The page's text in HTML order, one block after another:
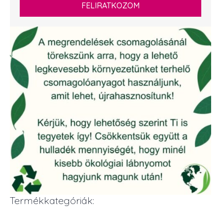
FELIRATKOZOM
Termékkategóriák: